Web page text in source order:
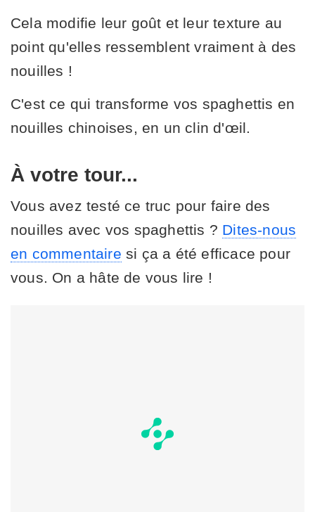
Cela modifie leur goût et leur texture au
point qu'elles ressemblent vraiment à des
nouilles !
C'est ce qui transforme vos spaghettis en
nouilles chinoises, en un clin d'œil.
À votre tour...
Vous avez testé ce truc pour faire des
nouilles avec vos spaghettis ? Dites-nous
en commentaire si ça a été efficace pour
vous. On a hâte de vous lire !